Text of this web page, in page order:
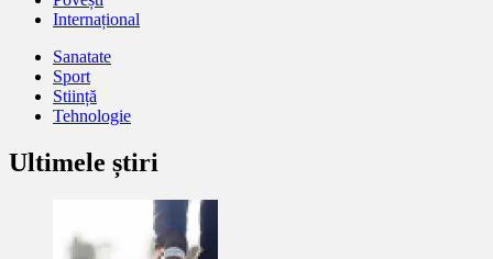
Internațional
Sanatate
Sport
Stiință
Tehnologie
Ultimele știri